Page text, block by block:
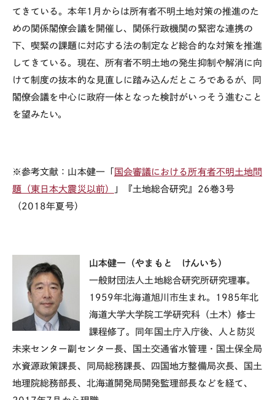
てきている。本年1月からは所有者不明土地対策の推進のた
めの関係閣僚会議を開催し、関係行政機関の緊密な連携の
下、喫緊の課題に対応する法の制定など総合的な対策を推進
してきている。現在、所有者不明土地の発生抑制や解消に向
けて制度の抜本的な見直しに踏み込んだところであるが、同
閣僚会議を中心に政府一体となった検討がいっそう進むこと
を望みたい。
※参考文献：山本健一「 国会審議における所有者不明土地問
題（東日本大震災以前）
」『土地総合研究』26巻3号
（2018年夏号）
山本健一（やまもと けんいち）
一般財団法人土地総合研究所研究理事。
1959年北海道旭川市生まれ。1985年北
海道大学大学院工学研究科（土木）修士
課程修了。同年国土庁入庁後、人と防災
未来センター副センター長、国土交通省水管理・国土保全局
水資源政策課長、同局総務課長、四国地方整備局次長、国土
地理院総務部長、北海道開発局開発監理部長などを経て、